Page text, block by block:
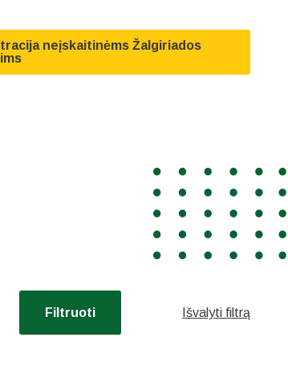
neįskaitinėms Žalgiriados
Filtruoti Išvalyti filtrą